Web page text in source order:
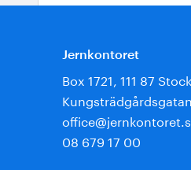
Jernkontoret
Box 1721, 111 87
08 679 17 00